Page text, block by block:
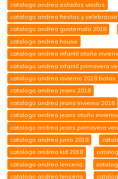
catalogo andrea estados unidos
catalogo andrea fiestas y
catalogo andrea guatemala 2018
catalogo andrea house
catalogo andrea infantil otoño
catalogo andrea infantil primavera
catalogo andrea invierno 2018 botas
catalogo andrea jeans 2018
catalogo andrea jeans invierno 2018
catalogo andrea jeans otoño
catalogo andrea jeans primavera
catalogo andrea junio 2018
catalogo andrea kid 2018
catalogo andrea lenceria
catalogo andrea lenseria